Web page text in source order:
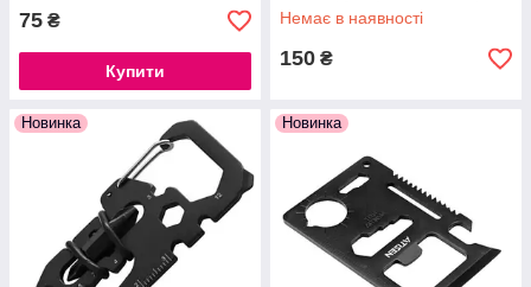
75 ₴
Купити
Немає в наявності
150 ₴
Новинка Новинка